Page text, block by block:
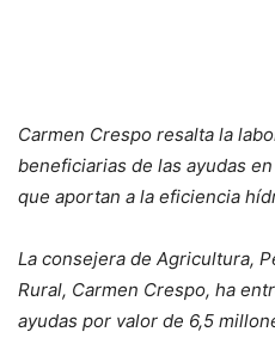
Carmen Crespo resalta la
beneficiarias de las ayudas
que aportan a la eficiencia
La consejera de Agricultura,
Rural, Carmen Crespo, ha
ayudas por valor de 6,5